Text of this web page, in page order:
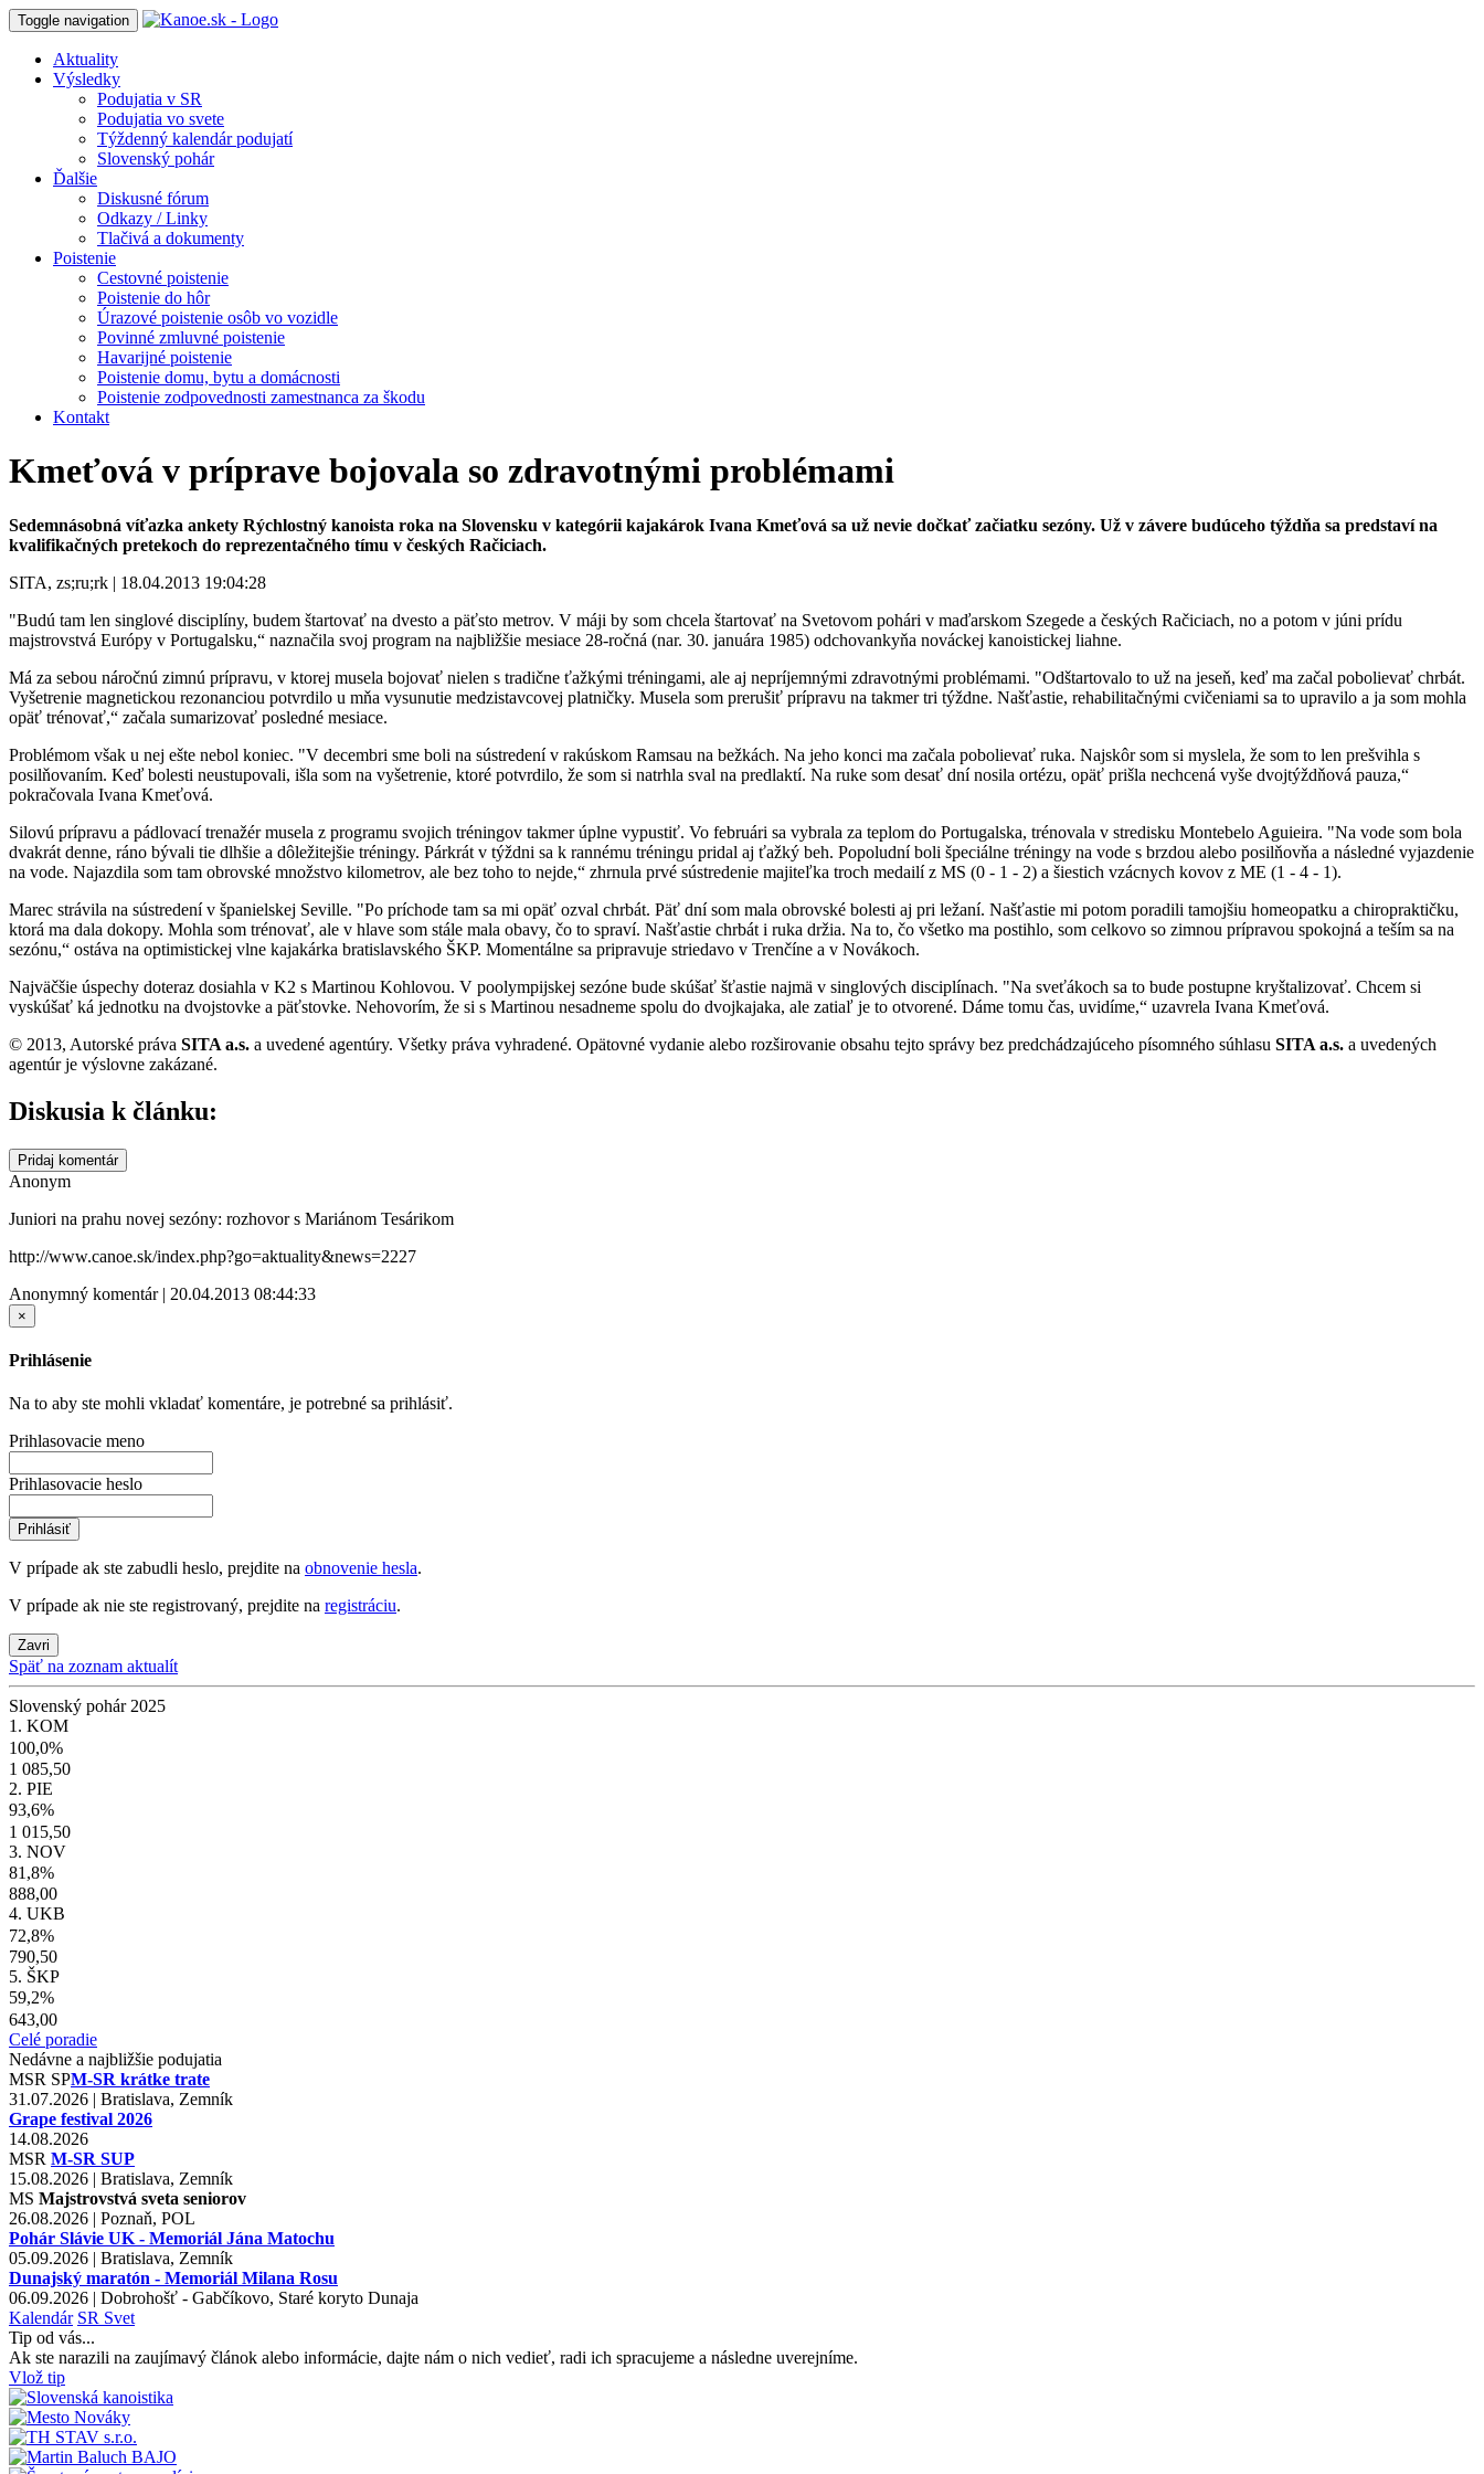
Toggle navigation
Aktuality
Výsledky
Podujatia v SR
Podujatia vo svete
Týždenný kalendár podujatí
Slovenský pohár
Ďalšie
Diskusné fórum
Odkazy / Linky
Tlačivá a dokumenty
Poistenie
Cestovné poistenie
Poistenie do hôr
Úrazové poistenie osôb vo vozidle
Povinné zmluvné poistenie
Havarijné poistenie
Poistenie domu, bytu a domácnosti
Poistenie zodpovednosti zamestnanca za škodu
Kontakt
Kmeťová v príprave bojovala so zdravotnými problémami
Sedemnásobná víťazka ankety Rýchlostný kanoista roka na Slovensku v kategórii kajakárok Ivana Kmeťová sa už nevie dočkať začiatku sezóny. Už v závere budúceho týždňa sa predstaví na
kvalifikačných pretekoch do reprezentačného tímu v českých Račiciach.
SITA, zs;ru;rk | 18.04.2013 19:04:28
"Budú tam len singlové disciplíny, budem štartovať na dvesto a päťsto metrov. V máji by som chcela štartovať na Svetovom pohári v maďarskom Szegede a českých Račiciach, no a potom v júni prídu
majstrovstvá Európy v Portugalsku,“ naznačila svoj program na najbližšie mesiace 28-ročná (nar. 30. januára 1985) odchovankyňa nováckej kanoistickej liahne.
Má za sebou náročnú zimnú prípravu, v ktorej musela bojovať nielen s tradične ťažkými tréningami, ale aj nepríjemnými zdravotnými problémami. "Odštartovalo to už na jeseň, keď ma začal pobolievať chrbát.
Vyšetrenie magnetickou rezonanciou potvrdilo u mňa vysunutie medzistavcovej platničky. Musela som prerušiť prípravu na takmer tri týždne. Našťastie, rehabilitačnými cvičeniami sa to upravilo a ja som mohla
opäť trénovať,“ začala sumarizovať posledné mesiace.
Problémom však u nej ešte nebol koniec. "V decembri sme boli na sústredení v rakúskom Ramsau na bežkách. Na jeho konci ma začala pobolievať ruka. Najskôr som si myslela, že som to len prešvihla s
posilňovaním. Keď bolesti neustupovali, išla som na vyšetrenie, ktoré potvrdilo, že som si natrhla sval na predlaktí. Na ruke som desať dní nosila ortézu, opäť prišla nechcená vyše dvojtýždňová pauza,“
pokračovala Ivana Kmeťová.
Silovú prípravu a pádlovací trenažér musela z programu svojich tréningov takmer úplne vypustiť. Vo februári sa vybrala za teplom do Portugalska, trénovala v stredisku Montebelo Aguieira. "Na vode som bola
dvakrát denne, ráno bývali tie dlhšie a dôležitejšie tréningy. Párkrát v týždni sa k rannému tréningu pridal aj ťažký beh. Popoludní boli špeciálne tréningy na vode s brzdou alebo posilňovňa a následné vyjazdenie
na vode. Najazdila som tam obrovské množstvo kilometrov, ale bez toho to nejde,“ zhrnula prvé sústredenie majiteľka troch medailí z MS (0 - 1 - 2) a šiestich vzácnych kovov z ME (1 - 4 - 1).
Marec strávila na sústredení v španielskej Seville. "Po príchode tam sa mi opäť ozval chrbát. Päť dní som mala obrovské bolesti aj pri ležaní. Našťastie mi potom poradili tamojšiu homeopatku a chiropraktičku,
ktorá ma dala dokopy. Mohla som trénovať, ale v hlave som stále mala obavy, čo to spraví. Našťastie chrbát i ruka držia. Na to, čo všetko ma postihlo, som celkovo so zimnou prípravou spokojná a teším sa na
sezónu,“ ostáva na optimistickej vlne kajakárka bratislavského ŠKP. Momentálne sa pripravuje striedavo v Trenčíne a v Novákoch.
Najväčšie úspechy doteraz dosiahla v K2 s Martinou Kohlovou. V poolympijskej sezóne bude skúšať šťastie najmä v singlových disciplínach. "Na sveťákoch sa to bude postupne kryštalizovať. Chcem si
vyskúšať ká jednotku na dvojstovke a päťstovke. Nehovorím, že si s Martinou nesadneme spolu do dvojkajaka, ale zatiaľ je to otvorené. Dáme tomu čas, uvidíme,“ uzavrela Ivana Kmeťová.
© 2013, Autorské práva SITA a.s. a uvedené agentúry. Všetky práva vyhradené. Opätovné vydanie alebo rozširovanie obsahu tejto správy bez predchádzajúceho písomného súhlasu SITA a.s. a uvedených
agentúr je výslovne zakázané.
Diskusia k článku:
Pridaj komentár
Anonym
Juniori na prahu novej sezóny: rozhovor s Mariánom Tesárikom
http://www.canoe.sk/index.php?go=aktuality&news=2227
Anonymný komentár | 20.04.2013 08:44:33
×
Prihlásenie
Na to aby ste mohli vkladať komentáre, je potrebné sa prihlásiť.
Prihlasovacie meno
Prihlasovacie heslo
Prihlásiť
V prípade ak ste zabudli heslo, prejdite na obnovenie hesla.
V prípade ak nie ste registrovaný, prejdite na registráciu.
Zavri
Späť na zoznam aktualít
Slovenský pohár 2025
1. KOM
100,0%
1 085,50
2. PIE
93,6%
1 015,50
3. NOV
81,8%
888,00
4. UKB
72,8%
790,50
5. ŠKP
59,2%
643,00
Celé poradie
Nedávne a najbližšie podujatia
MSR SPM-SR krátke trate
31.07.2026 | Bratislava, Zemník
Grape festival 2026
14.08.2026
MSR M-SR SUP
15.08.2026 | Bratislava, Zemník
MS Majstrovstvá sveta seniorov
26.08.2026 | Poznaň, POL
Pohár Slávie UK - Memoriál Jána Matochu
05.09.2026 | Bratislava, Zemník
Dunajský maratón - Memoriál Milana Rosu
06.09.2026 | Dobrohošť - Gabčíkovo, Staré koryto Dunaja
Kalendár SR Svet
Tip od vás...
Ak ste narazili na zaujímavý článok alebo informácie, dajte nám o nich vedieť, radi ich spracujeme a následne uverejníme.
Vlož tip